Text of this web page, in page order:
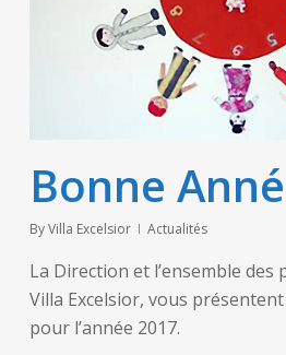
Bonne
ByVilla Excelsior Actualités
La Direction et l’ensemble des
Villa Excelsior, vous
pour l’année 2017.